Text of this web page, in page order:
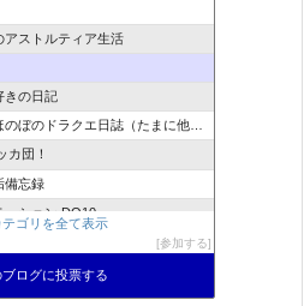
アストルティア生活
きの日記
ドラクエ日誌（たまに他のことも書いてます)
カ団！
備忘録
ーション DQ10
らのお便り『Aria de nouvelles』
マーのひみつきち
テゴリを全て表示
参加する
ブログに投票する